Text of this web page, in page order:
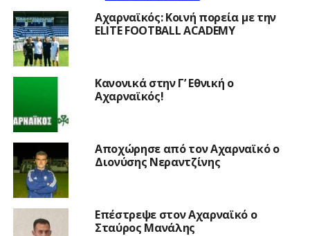
Αχαρναϊκός: Κοινή πορεία με την
ELITE FOOTBALL ACADEMY
Κανονικά στην Γ’ Εθνική ο
Αχαρναϊκός!
Αποχώρησε από τον Αχαρναϊκό ο
Διονύσης Νεραντζίνης
Επέστρεψε στον Αχαρναϊκό ο
Σταύρος Μανάλης